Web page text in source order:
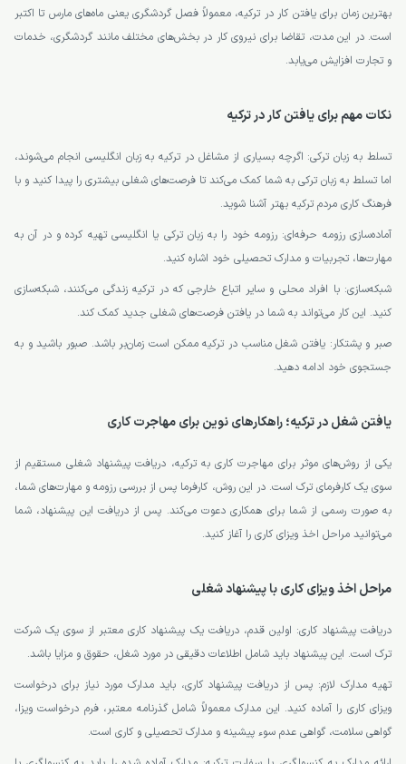
بهترین زمان برای یافتن کار در ترکیه، معمولاً فصل گردشگری یعنی ماه‌های مارس تا اکتبر
است. در این مدت، تقاضا برای نیروی کار در بخش‌های مختلف مانند گردشگری، خدمات
و تجارت افزایش می‌یابد.
نکات مهم برای یافتن کار در ترکیه
تسلط به زبان ترکی: اگرچه بسیاری از مشاغل در ترکیه به زبان انگلیسی انجام می‌شوند،
اما تسلط به زبان ترکی به شما کمک می‌کند تا فرصت‌های شغلی بیشتری را پیدا کنید و با
فرهنگ کاری مردم ترکیه بهتر آشنا شوید.
آماده‌سازی رزومه حرفه‌ای: رزومه خود را به زبان ترکی یا انگلیسی تهیه کرده و در آن به
مهارت‌ها، تجربیات و مدارک تحصیلی خود اشاره کنید.
شبکه‌سازی: با افراد محلی و سایر اتباع خارجی که در ترکیه زندگی می‌کنند، شبکه‌سازی
کنید. این کار می‌تواند به شما در یافتن فرصت‌های شغلی جدید کمک کند.
صبر و پشتکار: یافتن شغل مناسب در ترکیه ممکن است زمان‌بر باشد. صبور باشید و به
جستجوی خود ادامه دهید.
یافتن شغل در ترکیه؛ راهکارهای نوین برای مهاجرت کاری
یکی از روش‌های موثر برای مهاجرت کاری به ترکیه، دریافت پیشنهاد شغلی مستقیم از
سوی یک کارفرمای ترک است. در این روش، کارفرما پس از بررسی رزومه و مهارت‌های شما،
به صورت رسمی از شما برای همکاری دعوت می‌کند. پس از دریافت این پیشنهاد، شما
می‌توانید مراحل اخذ ویزای کاری را آغاز کنید.
مراحل اخذ ویزای کاری با پیشنهاد شغلی
دریافت پیشنهاد کاری: اولین قدم، دریافت یک پیشنهاد کاری معتبر از سوی یک شرکت
ترک است. این پیشنهاد باید شامل اطلاعات دقیقی در مورد شغل، حقوق و مزایا باشد.
تهیه مدارک لازم: پس از دریافت پیشنهاد کاری، باید مدارک مورد نیاز برای درخواست
ویزای کاری را آماده کنید. این مدارک معمولاً شامل گذرنامه معتبر، فرم درخواست ویزا،
گواهی سلامت، گواهی عدم سوء پیشینه و مدارک تحصیلی و کاری است.